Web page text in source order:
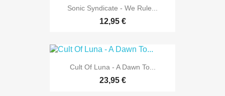
Sonic Syndicate - We Rule...
12,95 €
Cult Of Luna - A Dawn To...
23,95 €